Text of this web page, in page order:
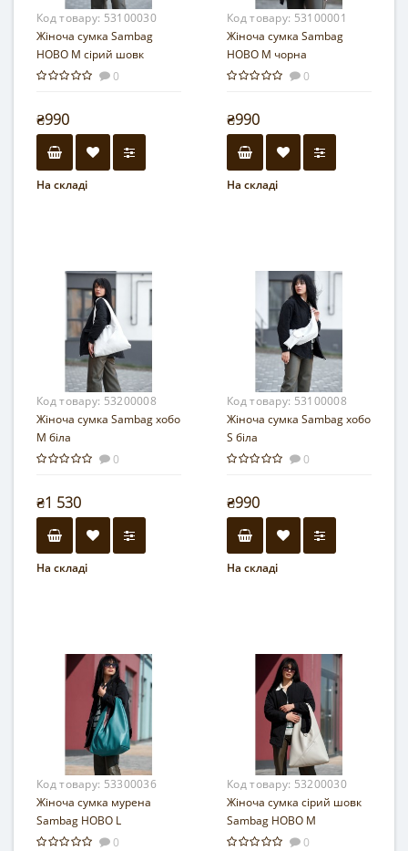
Код товару: 53100030
Жіноча сумка Sambag
HOBO M сірий шовк
0
₴990
На складі
Код товару: 53100001
Жіноча сумка Sambag
HOBO M чорна
0
₴990
На складі
Код товару: 53200008
Жіноча сумка Sambag хобо
M біла
0
₴1 530
На складі
Код товару: 53100008
Жіноча сумка Sambag хобо
S біла
0
₴990
На складі
Код товару: 53300036
Жіноча сумка мурена
Sambag HOBO L
0
Код товару: 53200030
Жіноча сумка сірий шовк
Sambag HOBO M
0